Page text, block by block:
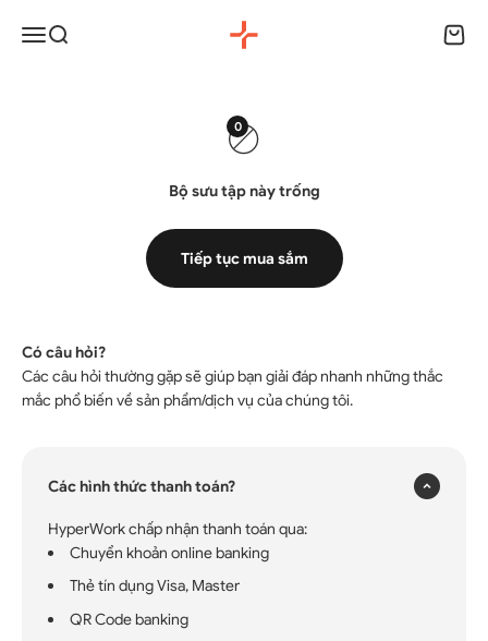
MenuTìm kiếm HyperWork Giỏ
0
Bộ sưu tập này trống
Tiếp tục mua sắm
Có câu hỏi?
Các câu hỏi thường gặp sẽ giúp bạn giải đáp nhanh những thắc
mắc phổ biến về sản phẩm/dịch vụ của chúng tôi.
Các hình thức thanh toán?
HyperWork chấp nhận thanh toán qua:
Chuyển khoản online banking
Thẻ tín dụng Visa, Master
QR Code banking